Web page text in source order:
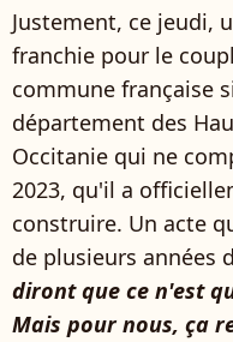
Justement, ce jeudi,
franchie pour le
commune française
département des
Occitanie qui ne
2023, qu'il a
construire. Un acte
de plusieurs années
diront que ce n'est
Mais pour nous, ça